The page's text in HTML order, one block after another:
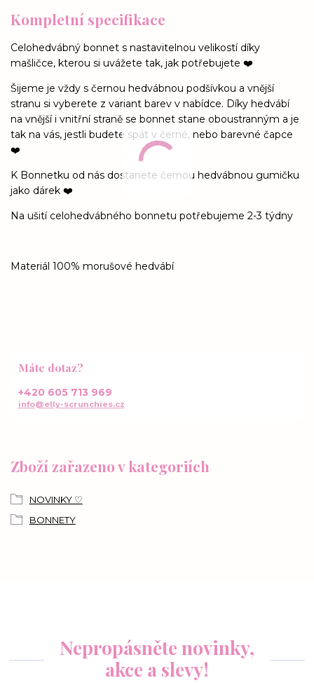
Kompletní specifikace
Celohedvábný bonnet s nastavitelnou velikostí díky
mašličce, kterou si uvážete tak, jak potřebujete ❤️
Šijeme je vždy s černou hedvábnou podšívkou a vnější
stranu si vyberete z variant barev v nabídce. Díky hedvábí
na vnější i vnitřní straně se bonnet stane oboustranným a je
tak na vás, jestli budete spát v černé, nebo barevné čapce
❤️
K Bonnetku od nás dostanete černou hedvábnou gumičku
jako dárek ❤️
Na ušití celohedvábného bonnetu potřebujeme 2-3 týdny
Materiál 100% morušové hedvábí
Zboží zařazeno v kategoriích
NOVINKY ♡
BONNETY
Máte dotaz?
+420 605 713 969
info@elly-scrunchies.cz
Nepropásněte novinky,
akce a slevy!